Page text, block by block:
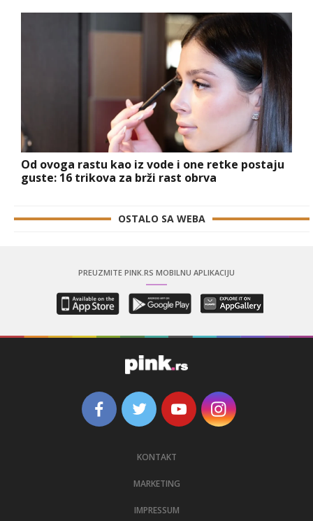
Od ovoga rastu kao iz vode i one retke postaju
guste: 16 trikova za brži rast obrva
OSTALO SA WEBA
PREUZMITE PINK.RS MOBILNU APLIKACIJU
KONTAKT
MARKETING
IMPRESSUM